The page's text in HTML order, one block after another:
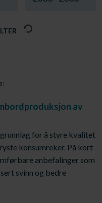
av
for å styre kvalitet
konsumreker. På kort
anbefalinger som
svinn og bedre